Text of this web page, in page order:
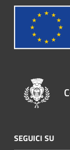
SEGUICI SU